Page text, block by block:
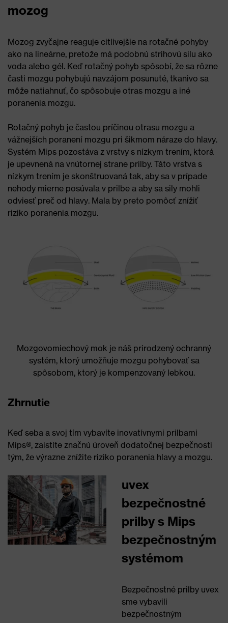
mozog
Mozog zvyčajne reaguje citlivejšie na rotačné pohyby
ako na lineárne, pretože má podobnú strihovú silu ako
voda alebo gél. Keď rotačný pohyb spôsobí, že sa rôzne
časti mozgu pohybujú navzájom posunuté, tkanivo sa
môže natiahnuť, čo spôsobuje otras mozgu a iné
poranenia mozgu.
Rotačný pohyb je častou príčinou otrasu mozgu a
vážnejších poranení mozgu pri šikmom náraze do hlavy.
Systém Mips pozostáva z vrstvy s nízkym trením, ktorá
je upevnená na vnútornej strane prilby. Táto vrstva s
nízkym trením je skonštruovaná tak, aby sa v prípade
nehody mierne posúvala v prilbe a aby sa sily mohli
odviesť preč od hlavy. Mala by preto pomôcť znížiť
riziko poranenia mozgu.
Mozgovomiechový mok je náš prirodzený ochranný
systém, ktorý umožňuje mozgu pohybovať sa
spôsobom, ktorý je kompenzovaný lebkou.
Zhrnutie
Keď seba a svoj tím vybavíte inovatívnymi prilbami
Mips®, zaistíte značnú úroveň dodatočnej bezpečnosti
tým, že výrazne znížite riziko poranenia hlavy a mozgu.
uvex
bezpečnostné
prilby s Mips
bezpečnostným
systémom
Bezpečnostné prilby uvex
sme vybavili
bezpečnostným